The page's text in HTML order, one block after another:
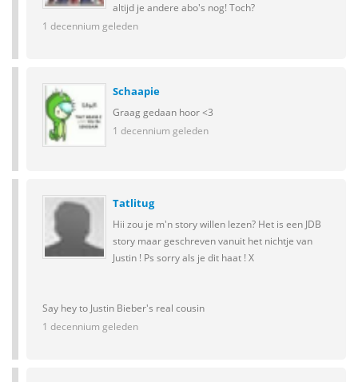
altijd je andere abo's nog! Toch?
1 decennium geleden
Schaapie
Graag gedaan hoor <3
1 decennium geleden
Tatlitug
Hii zou je m'n story willen lezen? Het is een JDB
story maar geschreven vanuit het nichtje van
Justin ! Ps sorry als je dit haat ! X
Say hey to Justin Bieber's real cousin
1 decennium geleden